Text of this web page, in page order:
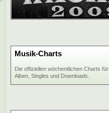
Musik-Charts
Die offiziellen wöchentlichen Charts für
Alben, Singles und Downloads.